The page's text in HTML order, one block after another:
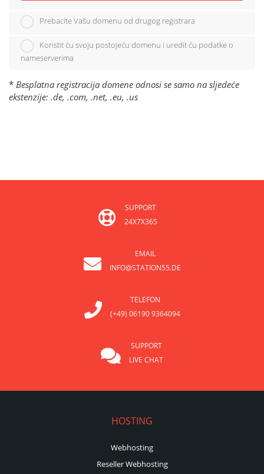
Prebacite Vašu domenu od drugog registrara
Koristit ću svoju postojeću domenu i uredit ću podatke o
nameserverima
* Besplatna registracija domene odnosi se samo na sljedeće
ekstenzije: .de, .com, .net, .eu, .us
SUPPORT
24X7X365
EMAIL
INFO@STATION55.DE
TELEFON
(+49) 06190 9364094
SUPPORT
LIVE CHAT
HOSTING
Webhosting
Reseller Webhosting